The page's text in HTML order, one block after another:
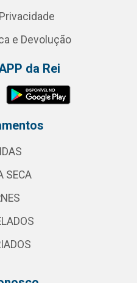
e Devolução
da Rei
SECA